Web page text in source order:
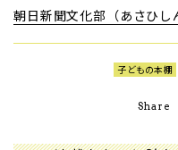
朝日新聞文化部（あさひし
子どもの本棚
Share